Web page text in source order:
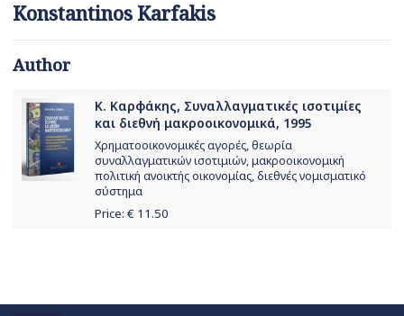
Konstantinos Karfakis
Author
Κ. Καρφάκης, Συναλλαγματικές ισοτιμίες
και διεθνή μακροοικονομικά, 1995
Χρηματοοικονομικές αγορές, θεωρία
συναλλαγματικών ισοτιμιών, μακροοικονομική
πολιτική ανοικτής οικονομίας, διεθνές νομισματικό
σύστημα
Price: € 11.50